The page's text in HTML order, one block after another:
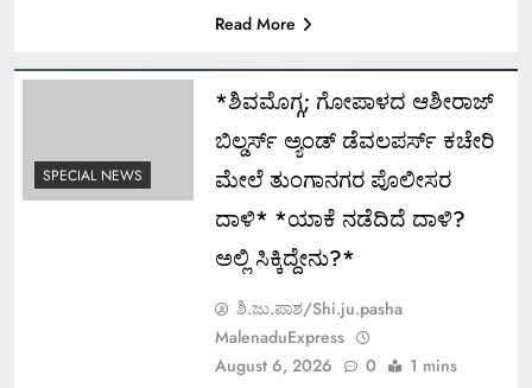
Read More
SPECIAL NEWS
*ಶಿವಮೊಗ್ಗ; ಗೋಪಾಳದ ಆಶೀರಾಜ್
ಬಿಲ್ಡರ್ಸ್ ಅ್ಯಂಡ್ ಡೆವಲಪರ್ಸ್ ಕಚೇರಿ
ಮೇಲೆ ತುಂಗಾನಗರ ಪೊಲೀಸರ
ದಾಳಿ* *ಯಾಕೆ ನಡೆದಿದೆ ದಾಳಿ?
ಅಲ್ಲಿ ಸಿಕ್ಕಿದ್ದೇನು?*
ಶಿ.ಜು.ಪಾಶ/Shi.ju.pasha
MalenaduExpress
August 6, 2026
0 1 mins